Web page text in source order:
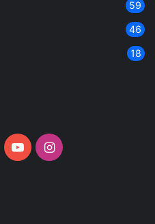
59
46
18
YouTubeInstagram